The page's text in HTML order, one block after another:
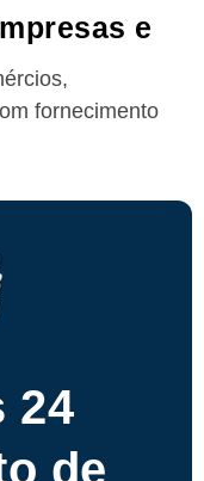
e
fornecimento
24
de